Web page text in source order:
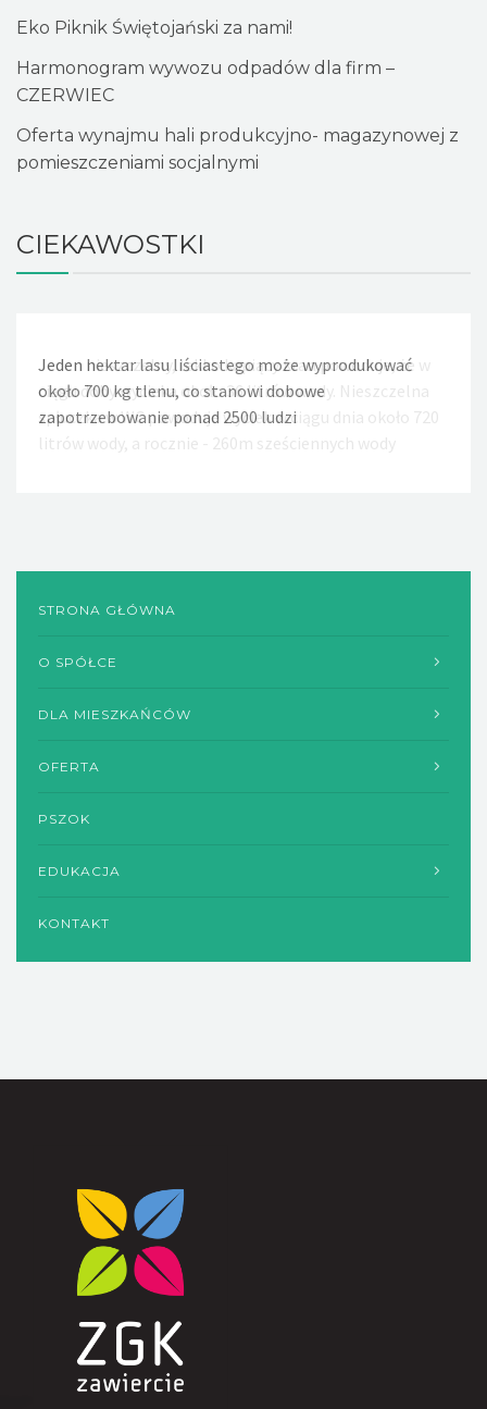
Eko Piknik Świętojański za nami!
Harmonogram wywozu odpadów dla firm –
CZERWIEC
Oferta wynajmu hali produkcyjno- magazynowej z
pomieszczeniami socjalnymi
CIEKAWOSTKI
Jeden hektar lasu liściastego może wyprodukować
około 700 kg tlenu, co stanowi dobowe
zapotrzebowanie ponad 2500 ludzi
Jeden nieszczelny, lekko kapiący kran powoduje, że w
ciągu doby wycieka około 36 litrów wody. Nieszczelna
spłuczka w WC powoduje wyciek w ciągu dnia około 720
litrów wody, a rocznie - 260m sześciennych wody
STRONA GŁÓWNA
O SPÓŁCE
DLA MIESZKAŃCÓW
OFERTA
PSZOK
EDUKACJA
KONTAKT